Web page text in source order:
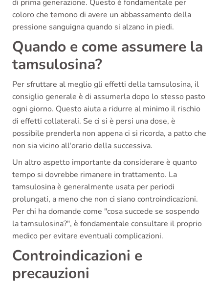
di prima generazione. Questo è fondamentale per
coloro che temono di avere un abbassamento della
pressione sanguigna quando si alzano in piedi.
Quando e come assumere la
tamsulosina?
Per sfruttare al meglio gli effetti della tamsulosina, il
consiglio generale è di assumerla dopo lo stesso pasto
ogni giorno. Questo aiuta a ridurre al minimo il rischio
di effetti collaterali. Se ci si è persi una dose, è
possibile prenderla non appena ci si ricorda, a patto che
non sia vicino all'orario della successiva.
Un altro aspetto importante da considerare è quanto
tempo si dovrebbe rimanere in trattamento. La
tamsulosina è generalmente usata per periodi
prolungati, a meno che non ci siano controindicazioni.
Per chi ha domande come "cosa succede se sospendo
la tamsulosina?", è fondamentale consultare il proprio
medico per evitare eventuali complicazioni.
Controindicazioni e
precauzioni